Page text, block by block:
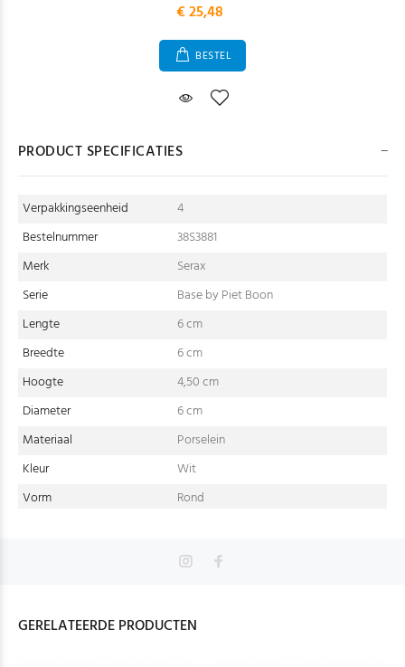
€ 25,48
BESTEL
PRODUCT SPECIFICATIES
Verpakkingseenheid
4
Bestelnummer
38S3881
Merk
Serax
Serie
Base by Piet Boon
Lengte
6 cm
Breedte
6 cm
Hoogte
4,50 cm
Diameter
6 cm
Materiaal
Porselein
Kleur
Wit
Vorm
Rond
GERELATEERDE PRODUCTEN